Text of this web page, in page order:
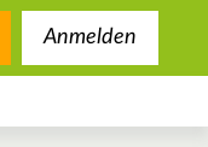
Anmelden